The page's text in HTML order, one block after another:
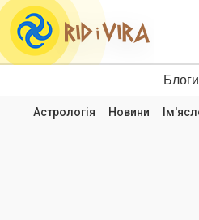
Блоги
Астрологія Новини